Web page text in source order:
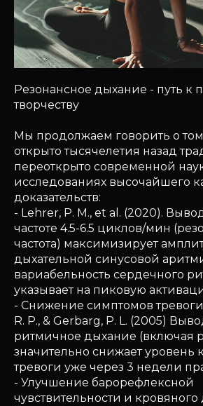
Резонансное дыхание - путь к
творчеству
Мы продолжаем говорить о
открыто тысячелетия назад
переоткрыто современной
исследованиях высочайшего
доказательств:
- Lehrer, P. M., et al. (2020).
частоте 4.5-6.5 циклов/мин
частота) максимизирует
дыхательной синусовой
вариабельность сердечного
указывает на пиковую
- Снижение симптомов
R. P., & Gerbarg, P. L. (2005)
ритмичное дыхание (включая
значительно снижает уровень
тревоги уже через 3 недели
- Улучшение барорефлексной
чувствительности и